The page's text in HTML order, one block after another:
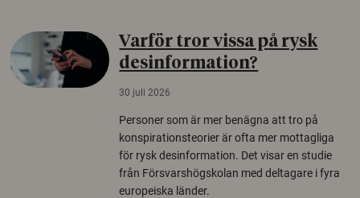
Varför tror vissa på rysk
desinformation?
30 juli 2026
Personer som är mer benägna att tro på
konspirationsteorier är ofta mer mottagliga
för rysk desinformation. Det visar en studie
från Försvarshögskolan med deltagare i fyra
europeiska länder.